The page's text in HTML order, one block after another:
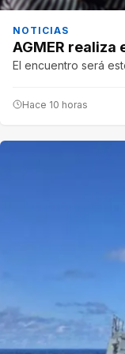
NOTICIAS
AGMER
El encuentro será
Hace 10 horas